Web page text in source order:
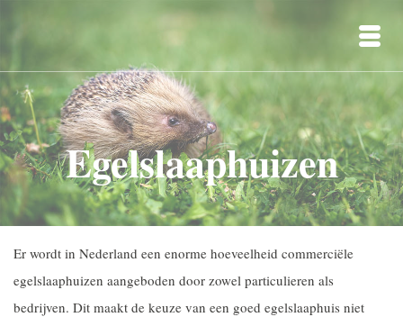
Egelslaaphuizen
Er wordt in Nederland een enorme hoeveelheid commerciële
egelslaaphuizen aangeboden door zowel particulieren als
bedrijven. Dit maakt de keuze van een goed egelslaaphuis niet